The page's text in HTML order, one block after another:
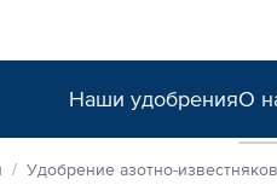
Наши удобренияО
Удобрение азотно-